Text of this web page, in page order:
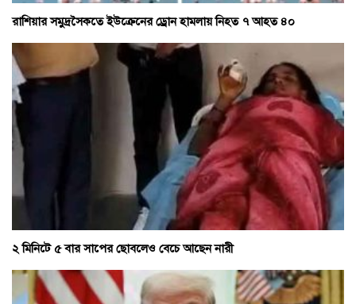
রাশিয়ার সমুদ্রসৈকতে ইউক্রেনের ড্রোন হামলায় নিহত ৭ আহত ৪০
২ মিনিটে ৫ বার সাপের ছোবলেও বেচে আছেন নারী